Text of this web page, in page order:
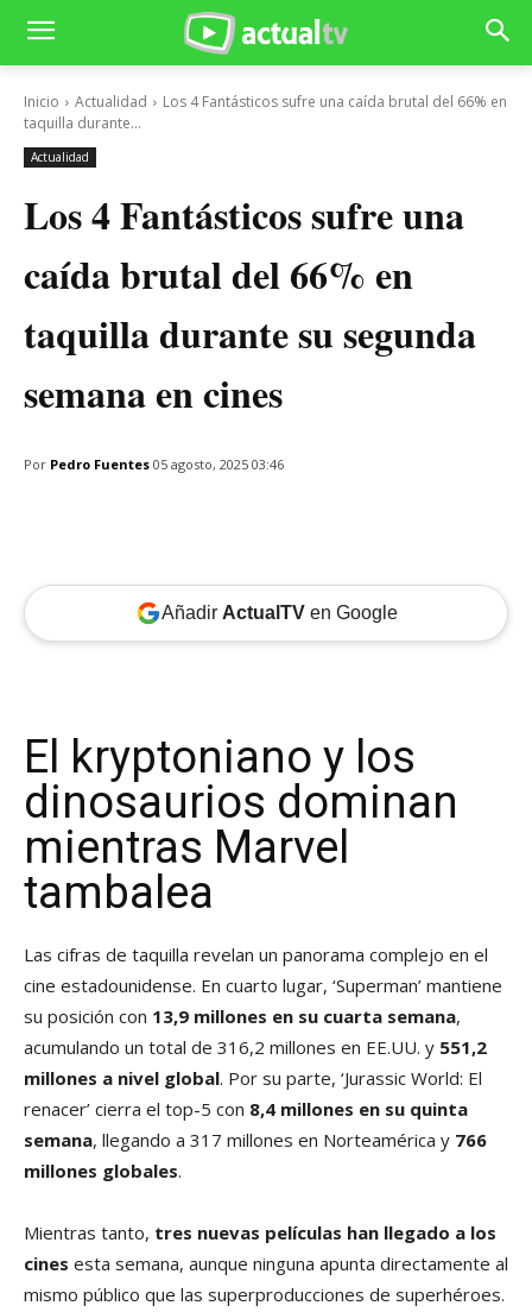
Inicio Actualidad
Los 4 Fantásticos sufre una caída brutal del 66% en
taquilla durante...
Actualidad
Los 4 Fantásticos sufre una
caída brutal del 66% en
taquilla durante su segunda
semana en cines
Por Pedro Fuentes 05 agosto, 2025 03:46
Añadir ActualTVen Google
El kryptoniano y los
dinosaurios dominan
mientras Marvel
tambalea
Las cifras de taquilla revelan un panorama complejo en el
cine estadounidense. En cuarto lugar, ‘Superman’ mantiene
su posición con 13,9 millones en su cuarta semana,
acumulando un total de 316,2 millones en EE.UU. y 551,2
millones a nivel global. Por su parte, ‘Jurassic World: El
renacer’ cierra el top-5 con 8,4 millones en su quinta
semana, llegando a 317 millones en Norteamérica y 766
millones globales.
Mientras tanto, tres nuevas películas han llegado a los
cines esta semana, aunque ninguna apunta directamente al
mismo público que las superproducciones de superhéroes.